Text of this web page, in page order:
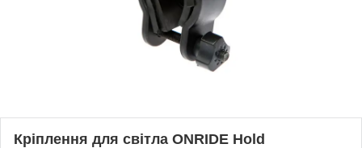
Кріплення для світла ONRIDE Hold